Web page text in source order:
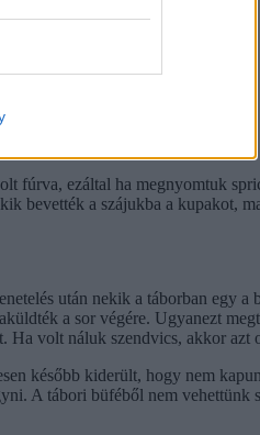
fúrva, ezáltal ha megnyomtuk
bevették a szájukba a kupakot,
után nekik a táborban egy a
a sor végére. Ugyanezt
Ha volt náluk szendvics, akkor azt
később kiderült, hogy nem
A tábori büféből nem vehettünk